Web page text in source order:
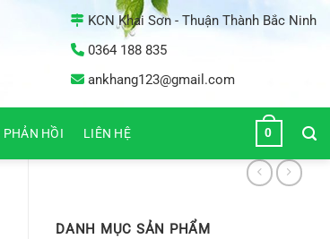
KCN Khai Sơn - Thuận Thành Bắc Ninh
0364 188 835
ankhang123@gmail.com
PHẢN HỒI LIÊN HỆ 0
DANH MỤC SẢN PHẨM